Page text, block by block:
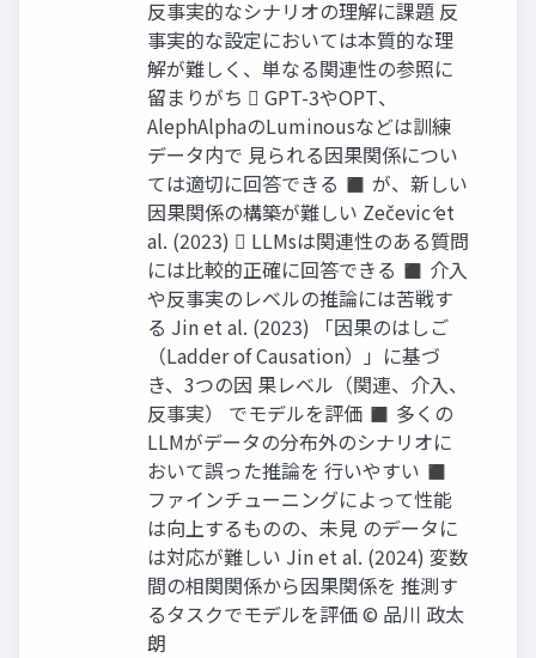
反事実的なシナリオの理解に課題 反
事実的な設定においては本質的な理
解が難しく、単なる関連性の参照に
留まりがち  GPT-3やOPT、
AlephAlphaのLuminousなどは訓練
データ内で 見られる因果関係につい
ては適切に回答できる ◼ が、新しい
因果関係の構築が難しい Zečević et
al. (2023)  LLMsは関連性のある質問
には比較的正確に回答できる ◼ 介入
や反事実のレベルの推論には苦戦す
る Jin et al. (2023) 「因果のはしご
（Ladder of Causation）」に基づ
き、3つの因 果レベル（関連、介入、
反事実） でモデルを評価 ◼ 多くの
LLMがデータの分布外のシナリオに
おいて誤った推論を 行いやすい ◼
ファインチューニングによって性能
は向上するものの、未見 のデータに
は対応が難しい Jin et al. (2024) 変数
間の相関関係から因果関係を 推測す
るタスクでモデルを評価 © 品川 政太
朗